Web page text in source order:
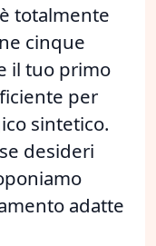
totalmente
cinque
il tuo primo
per
sintetico.
desideri
adatte